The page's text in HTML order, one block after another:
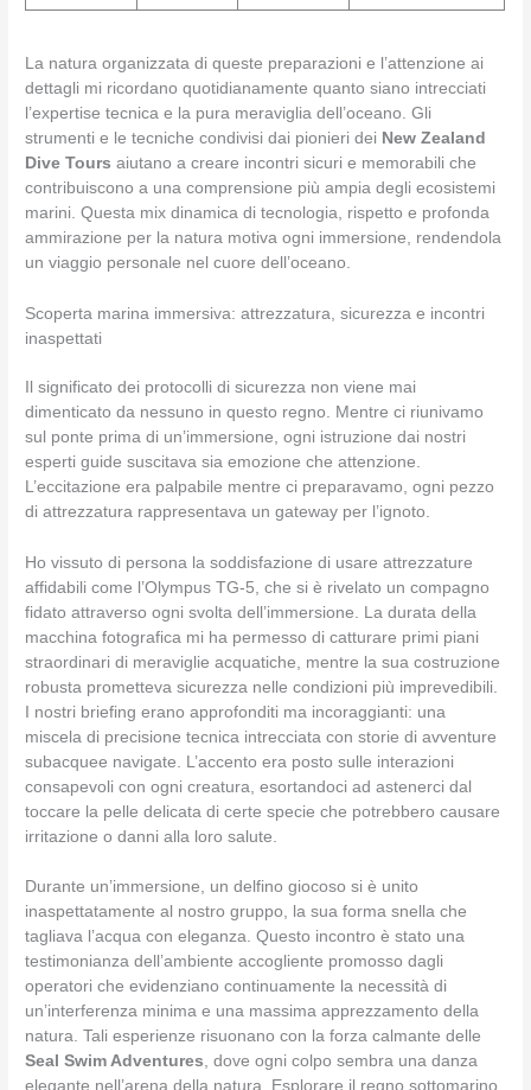
La natura organizzata di queste preparazioni e l’attenzione ai
dettagli mi ricordano quotidianamente quanto siano intrecciati
l’expertise tecnica e la pura meraviglia dell’oceano. Gli
strumenti e le tecniche condivisi dai pionieri dei New Zealand
Dive Tours aiutano a creare incontri sicuri e memorabili che
contribuiscono a una comprensione più ampia degli ecosistemi
marini. Questa mix dinamica di tecnologia, rispetto e profonda
ammirazione per la natura motiva ogni immersione, rendendola
un viaggio personale nel cuore dell’oceano.
Scoperta marina immersiva: attrezzatura, sicurezza e incontri
inaspettati
Il significato dei protocolli di sicurezza non viene mai
dimenticato da nessuno in questo regno. Mentre ci riunivamo
sul ponte prima di un’immersione, ogni istruzione dai nostri
esperti guide suscitava sia emozione che attenzione.
L’eccitazione era palpabile mentre ci preparavamo, ogni pezzo
di attrezzatura rappresentava un gateway per l’ignoto.
Ho vissuto di persona la soddisfazione di usare attrezzature
affidabili come l’Olympus TG-5, che si è rivelato un compagno
fidato attraverso ogni svolta dell’immersione. La durata della
macchina fotografica mi ha permesso di catturare primi piani
straordinari di meraviglie acquatiche, mentre la sua costruzione
robusta prometteva sicurezza nelle condizioni più imprevedibili.
I nostri briefing erano approfonditi ma incoraggianti: una
miscela di precisione tecnica intrecciata con storie di avventure
subacquee navigate. L’accento era posto sulle interazioni
consapevoli con ogni creatura, esortandoci ad astenerci dal
toccare la pelle delicata di certe specie che potrebbero causare
irritazione o danni alla loro salute.
Durante un’immersione, un delfino giocoso si è unito
inaspettatamente al nostro gruppo, la sua forma snella che
tagliava l’acqua con eleganza. Questo incontro è stato una
testimonianza dell’ambiente accogliente promosso dagli
operatori che evidenziano continuamente la necessità di
un’interferenza minima e una massima apprezzamento della
natura. Tali esperienze risuonano con la forza calmante delle
Seal Swim Adventures, dove ogni colpo sembra una danza
elegante nell’arena della natura. Esplorare il regno sottomarino